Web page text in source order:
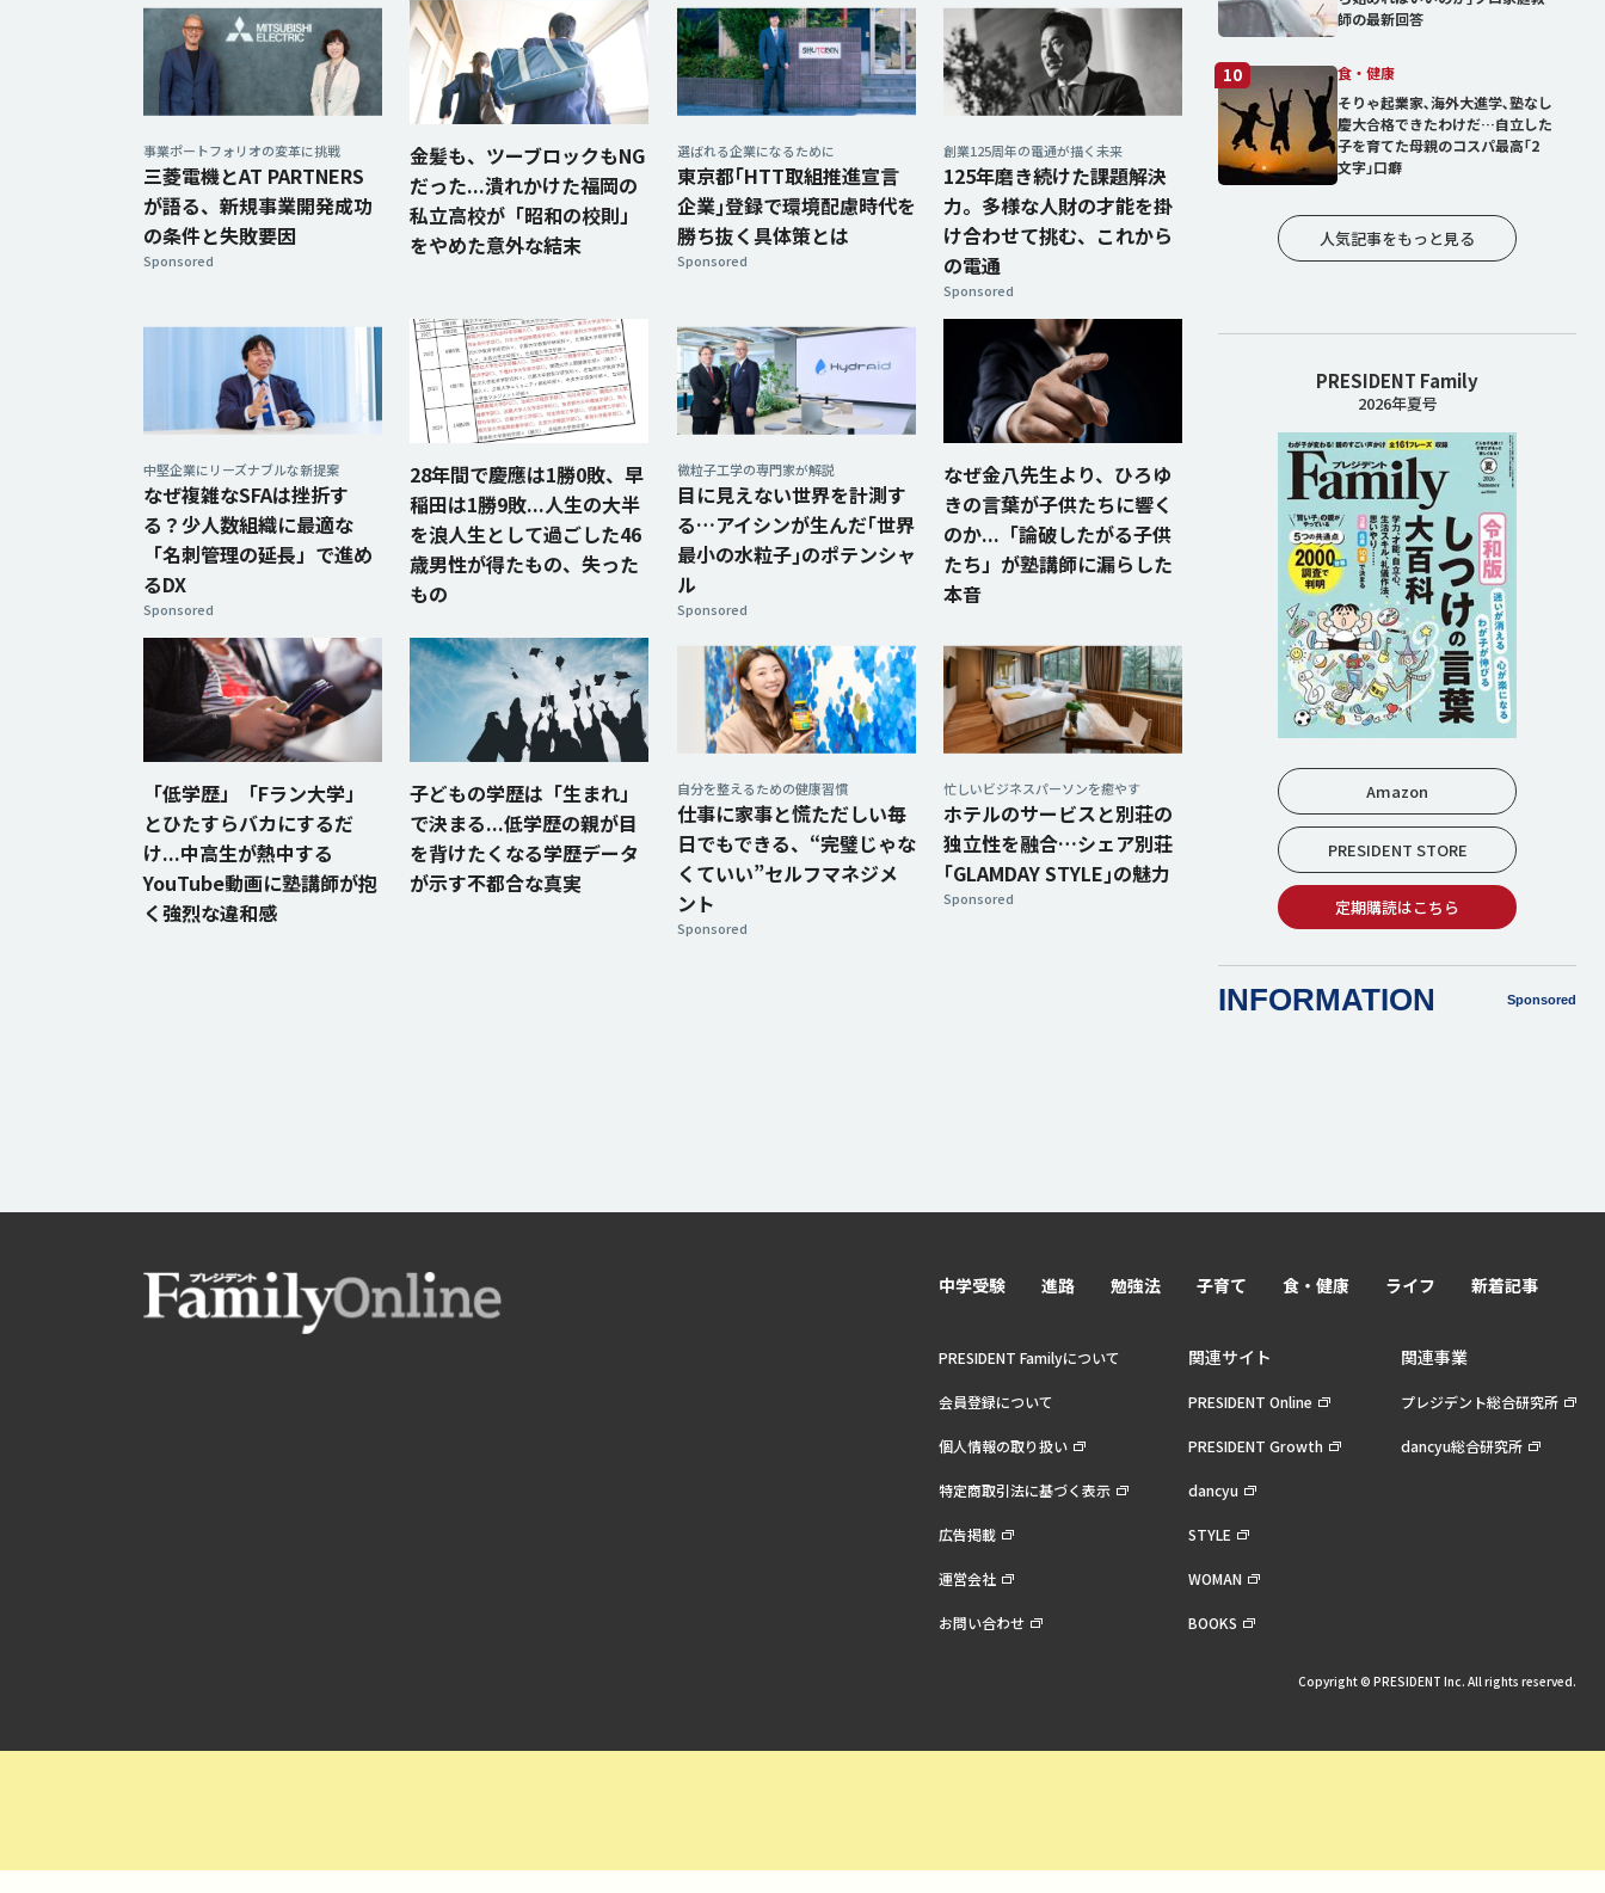
事業ポートフォリオの変革に挑戦
三菱電機とAT PARTNERS
が語る、新規事業開発成功
の条件と失敗要因
Sponsored
金髪も、ツーブロックもNG
だった...潰れかけた福岡の
私立高校が「昭和の校則」
をやめた意外な結末
選ばれる企業になるために
東京都｢HTT取組推進宣言
企業｣登録で環境配慮時代を
勝ち抜く具体策とは
Sponsored
創業125周年の電通が描く未来
125年磨き続けた課題解決
力。多様な人財の才能を掛
け合わせて挑む、これから
の電通
Sponsored
中堅企業にリーズナブルな新提案
なぜ複雑なSFAは挫折す
る？少人数組織に最適な
「名刺管理の延長」で進め
るDX
Sponsored
28年間で慶應は1勝0敗、早
稲田は1勝9敗...人生の大半
を浪人生として過ごした46
歳男性が得たもの、失った
もの
微粒子工学の専門家が解説
目に見えない世界を計測す
る…アイシンが生んだ｢世界
最小の水粒子｣のポテンシャ
ル
Sponsored
なぜ金八先生より、ひろゆ
きの言葉が子供たちに響く
のか...「論破したがる子供
たち」が塾講師に漏らした
本音
「低学歴」「Fラン大学」
とひたすらバカにするだ
け...中高生が熱中する
YouTube動画に塾講師が抱
く強烈な違和感
子どもの学歴は「生まれ」
で決まる...低学歴の親が目
を背けたくなる学歴データ
が示す不都合な真実
自分を整えるための健康習慣
仕事に家事と慌ただしい毎
日でもできる、“完璧じゃな
くていい”セルフマネジメ
ント
Sponsored
忙しいビジネスパーソンを癒やす
ホテルのサービスと別荘の
独立性を融合…シェア別荘
｢GLAMDAY STYLE｣の魅力
Sponsored
師の最新回答
10
食・健康
そりゃ起業家､海外大進学､塾なし
慶大合格できたわけだ…自立した
子を育てた母親のコスパ最高｢2
文字｣口癖
人気記事をもっと見る
PRESIDENT Family
2026年夏号
Amazon
PRESIDENT STORE
定期購読はこちら
INFORMATION Sponsored
中学受験 進路 勉強法 子育て 食・健康 ライフ 新着記事
PRESIDENT Familyについて
会員登録について
個人情報の取り扱い
特定商取引法に基づく表示
広告掲載
運営会社
お問い合わせ
関連サイト
PRESIDENT Online
PRESIDENT Growth
dancyu
STYLE
WOMAN
BOOKS
関連事業
プレジデント総合研究所
dancyu総合研究所
Copyright © PRESIDENT Inc. All rights reserved.